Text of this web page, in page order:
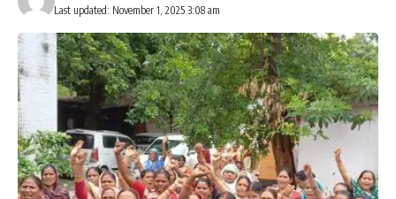
Last updated: November 1, 2025 3:08 am